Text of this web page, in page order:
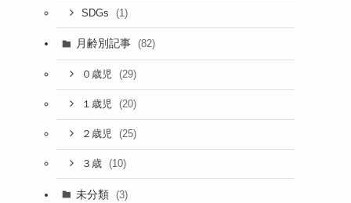
SDGs (1)
月齢別記事 (82)
０歳児 (29)
１歳児 (20)
２歳児 (25)
３歳 (10)
未分類 (3)